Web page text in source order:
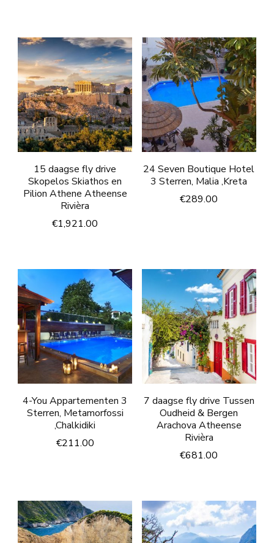
15 daagse fly drive
Skopelos Skiathos en
Pilion Athene Atheense
Rivièra
€1,921.00
24 Seven Boutique Hotel
3 Sterren, Malia ,Kreta
€289.00
4-You Appartementen 3
Sterren, Metamorfossi
,Chalkidiki
€211.00
7 daagse fly drive Tussen
Oudheid & Bergen
Arachova Atheense
Rivièra
€681.00